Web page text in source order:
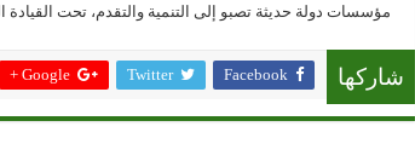
مؤسسات دولة حديثة تصبو إلى التنمية والتقدم، تحت
شاركها Facebook
Twitter
Google +